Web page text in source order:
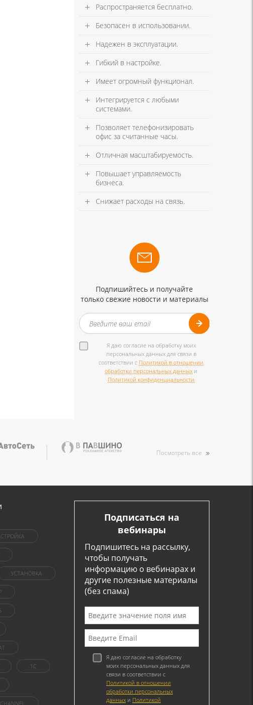
Распространяется бесплатно.
Безопасен в использовании.
Надежен в эксплуатации.
Гибкий в настройке.
Имеет огромный функционал.
Интегрируется с любыми
системами.
Позволяет телефонизировать
офис за считанные часы.
Отличная масштабируемость.
Повышает управляемость
бизнеса.
Снижает расходы на связь.
Подпишийтесь и получайте
только свежие новости и материалы
Я даю согласие на обработку моих
персональных данных для связи в
соответствии с Политикой в отношении
обработки персональных данных и
Политикой конфиденциальности
Посмотреть все
УСТАНОВКА
1C
CHANNEL
Подписаться на
вебинары
Подпишитесь на рассылку,
чтобы получать
информацию о вебинарах и
другие полезные материалы
(без спама)
Я даю согласие на обработку
моих персональных данных для
связи в соответствии с
Политикой в отношении
обработки персональных
данных и Политикой